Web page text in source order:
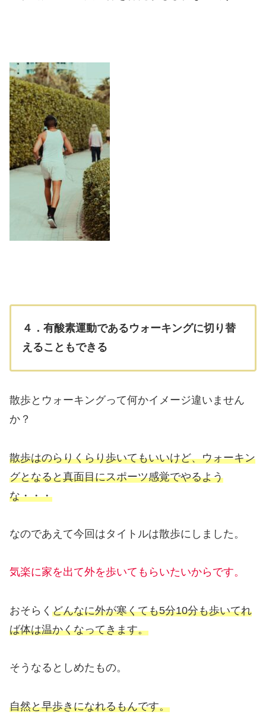
４．有酸素運動であるウォーキングに切り替
えることもできる
散歩とウォーキングって何かイメージ違いません
か？
散歩はのらりくらり歩いてもいいけど、ウォーキン
グとなると真面目にスポーツ感覚でやるよう
な・・・
なのであえて今回はタイトルは散歩にしました。
気楽に家を出て外を歩いてもらいたいからです。
おそらく どんなに外が寒くても5分10分も歩いてれ
ば体は温かくなってきます。
そうなるとしめたもの。
自然と早歩きになれるもんです。